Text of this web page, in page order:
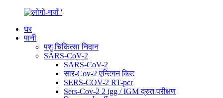
घर
पानी
पशु चिकित्सा निदान
SARS-CoV-2
SARS-CoV-2
सार-Cov-2 एन्टिगन किट
SERS-COV-2 RT-pcr
Sers-Cov-2 2 igg / IGM द्रुत परीक्षण